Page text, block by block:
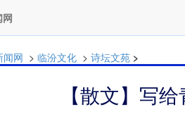
闻网 > 临汾文化 > 诗坛文苑 >
【散文】写